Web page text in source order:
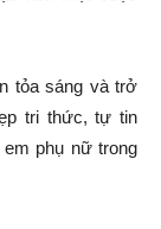
tỏa sáng và trở
tri thức, tự tin
phụ nữ trong